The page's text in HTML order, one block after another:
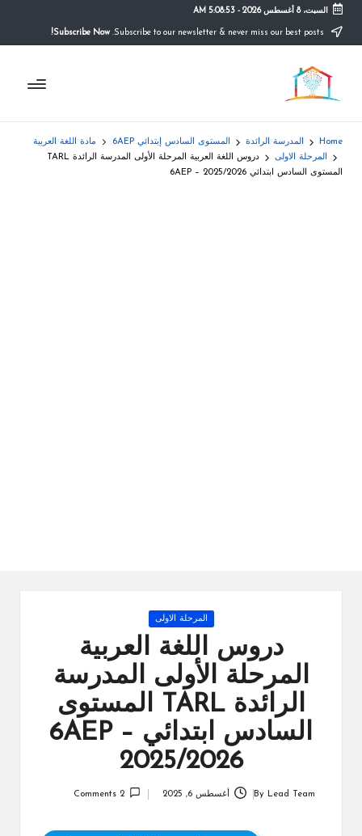
content
السبت، 8 أغسطس 2026 -
5:08:53 AM
Subscribe Now!
م
و
ق
ع
التعليم
الصريح
Home المدرسة الرائدة المستوى السادس إبتدائي 6AEP
مادة اللغة العربية
المرحلة الاولى
دروس اللغة العربية المرحلة الأولى المدرسة الرائدة TARL
المستوى السادس ابتدائي 6AEP – 2025/2026
Posted
in
المرحلة الاولى
دروس اللغة العربية
المرحلة الأولى المدرسة
الرائدة TARL المستوى
السادس ابتدائي 6AEP –
2025/2026
By Lead Team أغسطس 6, 2025 2 Comments